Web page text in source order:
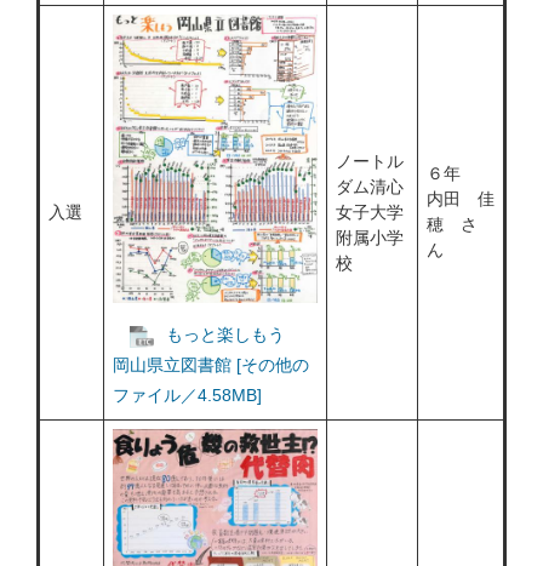
入選
もっと楽しもう
岡山県立図書館 [その他の
ファイル／4.58MB]
ノートル
ダム清心
女子大学
附属小学
校
６年
内田 佳
穂 さ
ん